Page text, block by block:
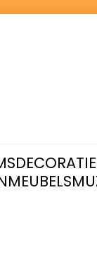
DECORATIE
MEUBELS